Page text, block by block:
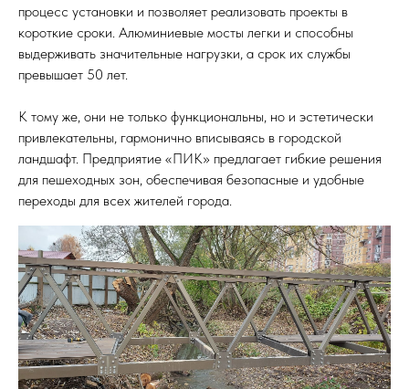
процесс установки и позволяет реализовать проекты в
короткие сроки. Алюминиевые мосты легки и способны
выдерживать значительные нагрузки, а срок их службы
превышает 50 лет.
К тому же, они не только функциональны, но и эстетически
привлекательны, гармонично вписываясь в городской
ландшафт. Предприятие «ПИК» предлагает гибкие решения
для пешеходных зон, обеспечивая безопасные и удобные
переходы для всех жителей города.